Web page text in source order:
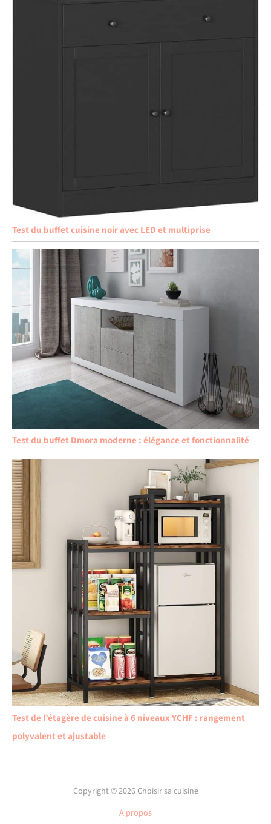
Test du buffet cuisine noir avec LED et multiprise
Test du buffet Dmora moderne : élégance et fonctionnalité
Test de l’étagère de cuisine à 6 niveaux YCHF : rangement
polyvalent et ajustable
Copyright © 2026 Choisir sa cuisine
A propos